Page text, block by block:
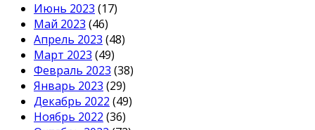
Июнь 2023 (17)
Май 2023 (46)
Апрель 2023 (48)
Март 2023 (49)
Февраль 2023 (38)
Январь 2023 (29)
Декабрь 2022 (49)
Ноябрь 2022 (36)